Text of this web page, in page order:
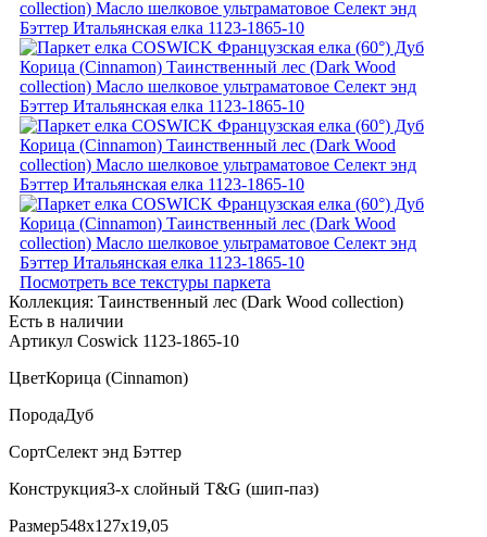
Посмотреть все текстуры паркета
Коллекция: Таинственный лес (Dark Wood collection)
Есть в наличии
Артикул Coswick 1123-1865-10
ЦветКорица (Cinnamon)
ПородаДуб
СортСелект энд Бэттер
Конструкция3-х слойный T&G (шип-паз)
Размер548x127x19,05